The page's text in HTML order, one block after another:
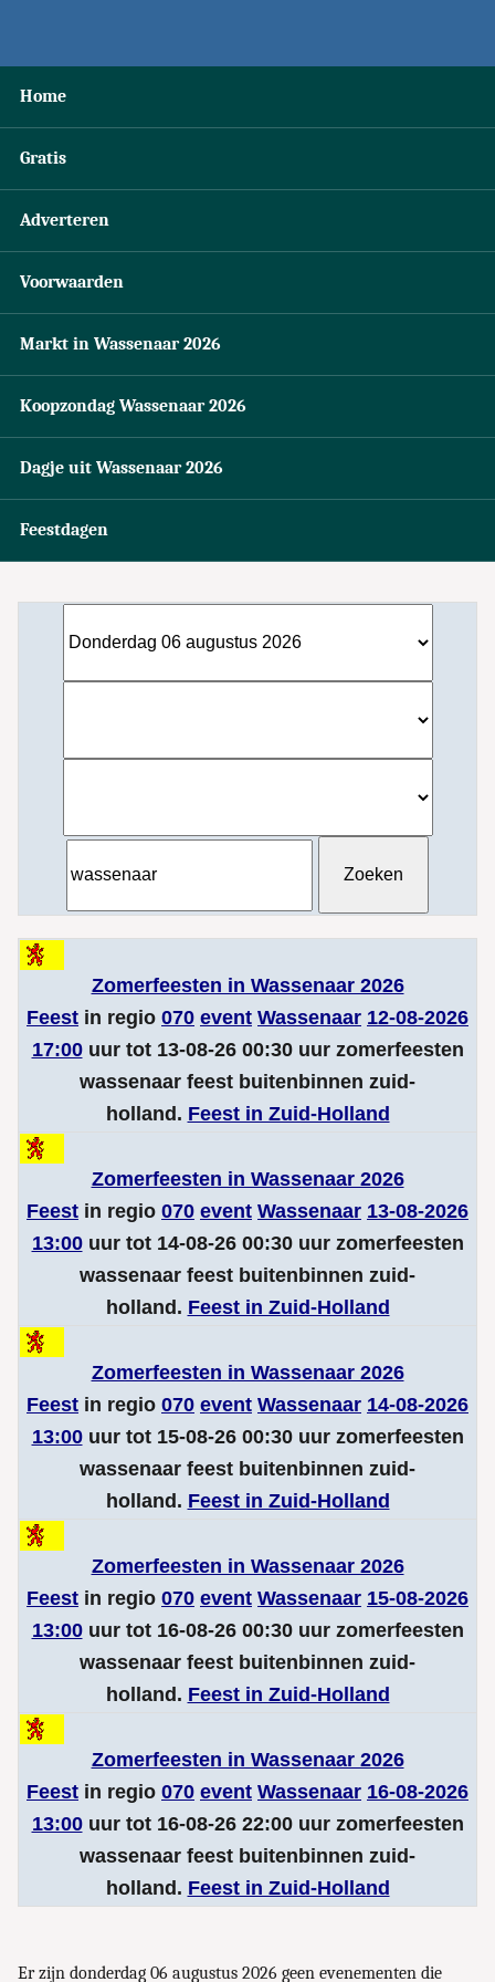
Home
Gratis
Adverteren
Voorwaarden
Markt in Wassenaar 2026
Koopzondag Wassenaar 2026
Dagje uit Wassenaar 2026
Feestdagen
Zomerfeesten in Wassenaar 2026
Feest in regio 070 event Wassenaar 12-08-2026
17:00uur tot 13-08-26 00:30 uur zomerfeesten
wassenaar feest buitenbinnen zuid-
holland. Feest in Zuid-Holland
Zomerfeesten in Wassenaar 2026
Feest in regio 070 event Wassenaar 13-08-2026
13:00uur tot 14-08-26 00:30 uur zomerfeesten
wassenaar feest buitenbinnen zuid-
holland. Feest in Zuid-Holland
Zomerfeesten in Wassenaar 2026
Feest in regio 070 event Wassenaar 14-08-2026
13:00uur tot 15-08-26 00:30 uur zomerfeesten
wassenaar feest buitenbinnen zuid-
holland. Feest in Zuid-Holland
Zomerfeesten in Wassenaar 2026
Feest in regio 070 event Wassenaar 15-08-2026
13:00uur tot 16-08-26 00:30 uur zomerfeesten
wassenaar feest buitenbinnen zuid-
holland. Feest in Zuid-Holland
Zomerfeesten in Wassenaar 2026
Feest in regio 070 event Wassenaar 16-08-2026
13:00uur tot 16-08-26 22:00 uur zomerfeesten
wassenaar feest buitenbinnen zuid-
holland. Feest in Zuid-Holland
Er zijn donderdag 06 augustus 2026 geen evenementen die